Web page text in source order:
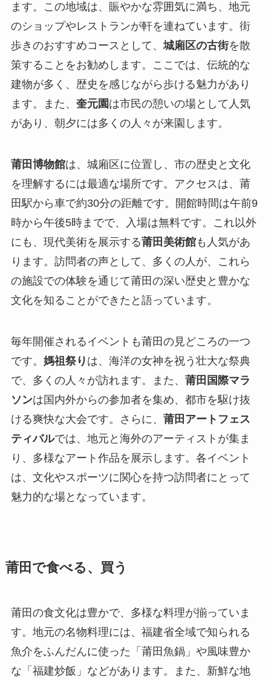
ます。この地域は、賑やかな雰囲気に満ち、地元
のショップやレストランが軒を連ねています。街
歩きのおすすめコースとして、城廂区の古街を散
策することをお勧めします。ここでは、伝統的な
建物が多く、歴史を感じながら歩ける魅力があり
ます。また、 奎元園は市民の憩いの場として人気
があり、朝夕には多くの人々が来園します。
莆田博物館は、城廂区に位置し、市の歴史と文化
を理解するには最適な場所です。アクセスは、莆
田駅から車で約30分の距離です。開館時間は午前9
時から午後5時までで、入場は無料です。これ以外
にも、現代美術を展示する莆田美術館も人気があ
ります。訪問者の声として、多くの人が、これら
の施設での体験を通じて莆田の深い歴史と豊かな
文化を知ることができたと語っています。
毎年開催されるイベントも莆田の見どころの一つ
です。 媽祖祭り は、海洋の女神を祝う壮大な祭典
で、多くの人々が訪れます。また、 莆田国際マラ
ソンは国内外からの参加者を集め、都市を駆け抜
ける爽快な大会です。さらに、 莆田アートフェス
ティバルでは、地元と海外のアーティストが集ま
り、多様なアート作品を展示します。各イベント
は、文化やスポーツに関心を持つ訪問者にとって
魅力的な場となっています。
莆田で食べる、買う
莆田の食文化は豊かで、多様な料理が揃っていま
す。地元の名物料理には、福建省全域で知られる
魚介をふんだんに使った「莆田魚鍋」や風味豊か
な「福建炒飯」などがあります。また、新鮮な地